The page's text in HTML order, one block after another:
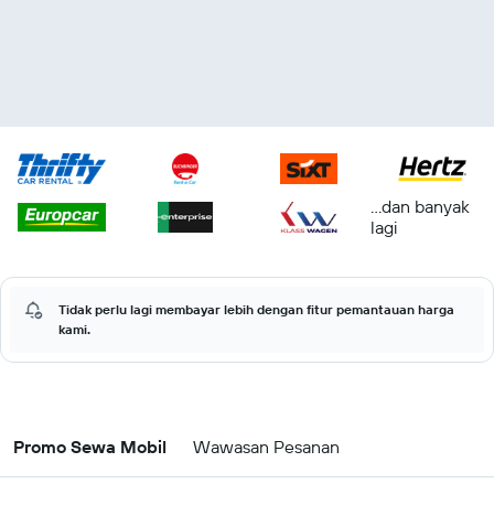
...dan banyak
lagi
Tidak perlu lagi membayar lebih dengan fitur pemantauan harga
kami.
Promo Sewa Mobil Wawasan Pesanan